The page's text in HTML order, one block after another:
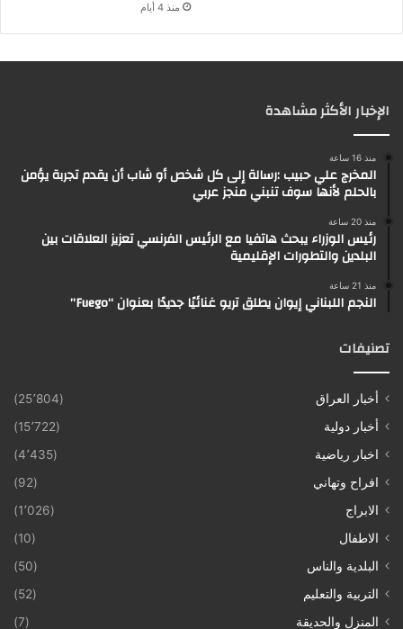
منذ 4 أيام
الإخبار الأكثر مشاهدة
منذ 16 ساعة
المخرج علي حبيب :رسالة إلى كل شخص أو شاب أن يقدم تجربة يؤمن
بالحلم لأنها سوف تنبني منجز عربي
منذ 20 ساعة
رئيس الوزراء يبحث هاتفيا مع الرئيس الفرنسي تعزيز العلاقات بين
البلدين والتطورات الإقليمية
منذ 21 ساعة
النجم اللبناني إيوان يطلق تريو غنائيًا جديدًا بعنوان “Fuego”
تصنيفات
أخبار العراق
(25٬804)
أخبار دولية
(15٬722)
اخبار رياضية
(4٬435)
افراح وتهاني
(92)
الابراج
(1٬026)
الاطفال
(10)
البلدية والناس
(50)
التربية والتعليم
(52)
المنزل والحديقة
(7)